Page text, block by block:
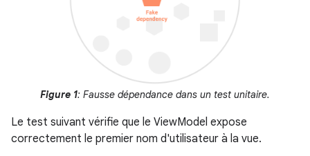
Figure 1: Fausse dépendance dans un test unitaire.
Le test suivant vérifie que le ViewModel expose
correctement le premier nom d'utilisateur à la vue.